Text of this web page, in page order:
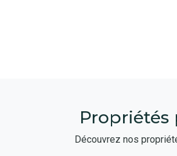
Propriétés
Découvrez nos